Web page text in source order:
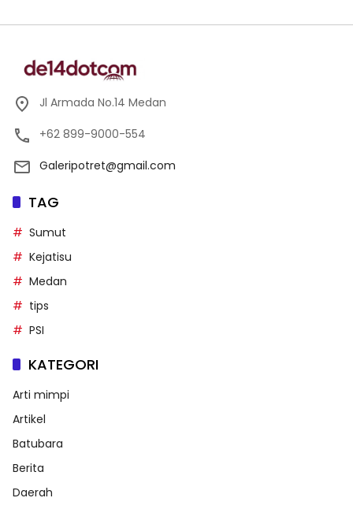
Jl Armada No.14 Medan
+62 899-9000-554
Galeripotret@gmail.com
TAG
Sumut
Kejatisu
Medan
tips
PSI
KATEGORI
Arti mimpi
Artikel
Batubara
Berita
Daerah